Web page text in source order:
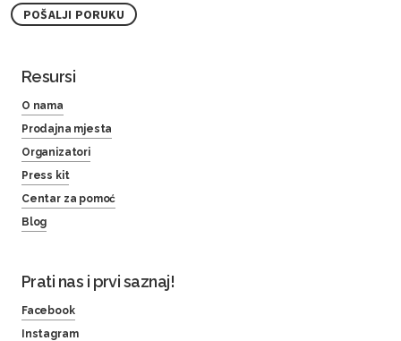
POŠALJI PORUKU
Resursi
O nama
Prodajna mjesta
Organizatori
Press kit
Centar za pomoć
Blog
Prati nas i prvi saznaj!
Facebook
Instagram